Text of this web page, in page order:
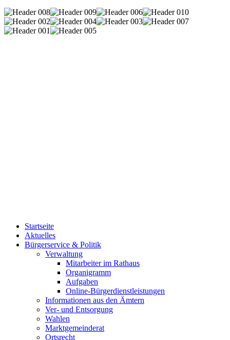
Startseite
Aktuelles
Bürgerservice & Politik
Verwaltung
Mitarbeiter im Rathaus
Organigramm
Aufgaben
Online-Bürgerdienstleistungen
Informationen aus den Ämtern
Ver- und Entsorgung
Wahlen
Marktgemeinderat
Ortsrecht